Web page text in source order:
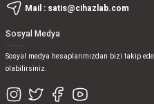
Mail : satis@cihazlab.com
Sosyal Medya
Sosyal medya hesaplarımızdan bizi takip
olabilirsiniz.